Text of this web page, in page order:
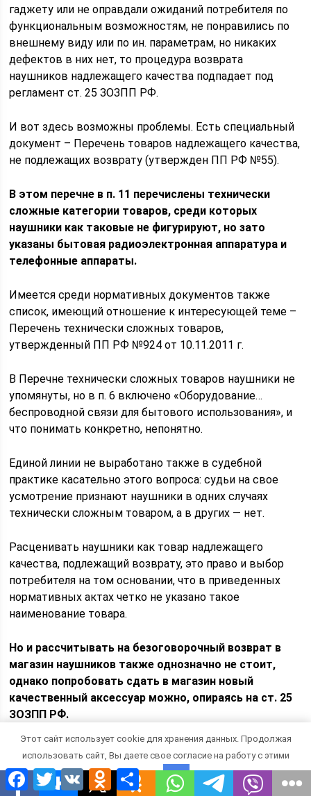
гаджету или не оправдали ожиданий потребителя по
функциональным возможностям, не понравились по
внешнему виду или по ин. параметрам, но никаких
дефектов в них нет, то процедура возврата
наушников надлежащего качества подпадает под
регламент ст. 25 ЗОЗПП РФ.
И вот здесь возможны проблемы. Есть специальный
документ – Перечень товаров надлежащего качества,
не подлежащих возврату (утвержден ПП РФ №55).
В этом перечне в п. 11 перечислены технически
сложные категории товаров, среди которых
наушники как таковые не фигурируют, но зато
указаны бытовая радиоэлектронная аппаратура и
телефонные аппараты.
Имеется среди нормативных документов также
список, имеющий отношение к интересующей теме –
Перечень технически сложных товаров,
утвержденный ПП РФ №924 от 10.11.2011 г.
В Перечне технически сложных товаров наушники не
упомянуты, но в п. 6 включено «Оборудование…
беспроводной связи для бытового использования», и
что понимать конкретно, непонятно.
Единой линии не выработано также в судебной
практике касательно этого вопроса: судьи на свое
усмотрение признают наушники в одних случаях
технически сложным товаром, а в других — нет.
Расценивать наушники как товар надлежащего
качества, подлежащий возврату, это право и выбор
потребителя на том основании, что в приведенных
нормативных актах четко не указано такое
наименование товара.
Но и рассчитывать на безоговорочный возврат в
магазин наушников также однозначно не стоит,
однако попробовать сдать в магазин новый
качественный аксессуар можно, опираясь на ст. 25
ЗОЗПП РФ.
Условия и порядок
Новое, но не подошедшее потребителю устройство
для персонального прослушивания музыки или
Facebook
TwitterVK Odnoklassniki
Отправить
Этот сайт использует cookie для хранения данных. Продолжая
использовать сайт, Вы даете свое согласие на работу с этими
файлами.
OK